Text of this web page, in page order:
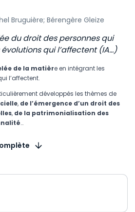
Bruguière; Bérengère Gleize
du droit des personnes qui
qui l’affectent (IA...)
de la matière en intégrant les
l’affectent.
développés les thèmes de
, de l’émergence d’un droit des
, de la patrimonialisation des
…